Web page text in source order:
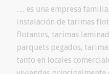
… es una empresa
instalación de tarimas
flotantes, tarimas
parquets pegados,
tanto en locales